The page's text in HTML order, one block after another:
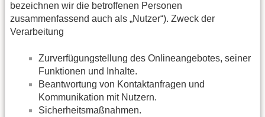
bezeichnen wir die betroffenen Personen
zusammenfassend auch als „Nutzer“). Zweck der
Verarbeitung
Zurverfügungstellung des Onlineangebotes, seiner
Funktionen und Inhalte.
Beantwortung von Kontaktanfragen und
Kommunikation mit Nutzern.
Sicherheitsmaßnahmen.